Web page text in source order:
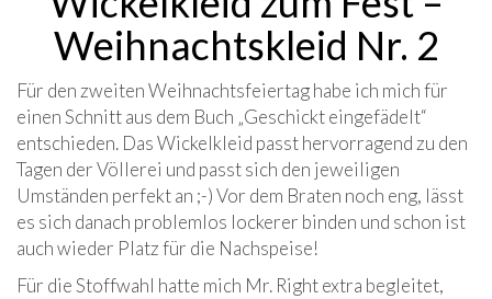
Weihnachtskleid Nr. 2
Für den zweiten Weihnachtsfeiertag habe ich mich für
einen Schnitt aus dem Buch „Geschickt eingefädelt“
entschieden. Das Wickelkleid passt hervorragend zu den
Tagen der Völlerei und passt sich den jeweiligen
Umständen perfekt an ;-) Vor dem Braten noch eng, lässt
es sich danach problemlos lockerer binden und schon ist
auch wieder Platz für die Nachspeise!
Für die Stoffwahl hatte mich Mr. Right extra begleitet,